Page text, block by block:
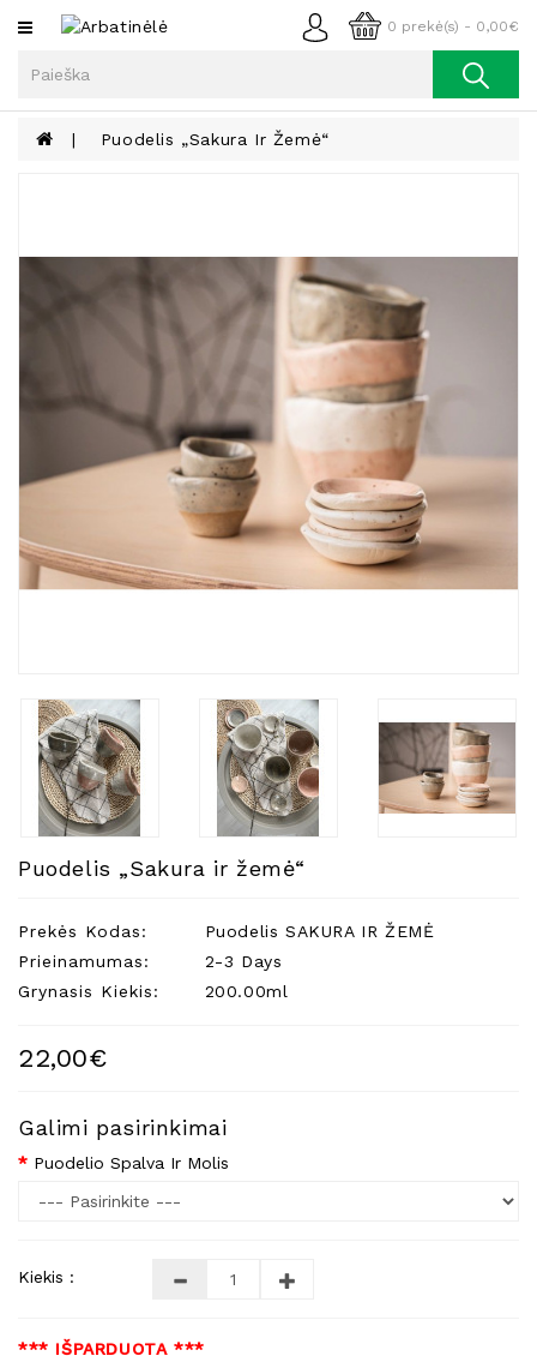
0 prekė(s) - 0,00€
Kategorijos
Kava
Lieknėjimui,
Becukriai
Saldėsiai
Natūralios
Žvakės
Aliejai
Kosmetika
Higienos
Priemonės
Kūdikiams
Reikalai
Indai
Dovanos
Puodelis „Sakura Ir Žemė“
Puodelis „Sakura ir žemė“
Prekės Kodas:
Puodelis SAKURA IR ŽEMĖ
Prieinamumas:
2-3 Days
Grynasis Kiekis:
200.00ml
22,00€
Galimi pasirinkimai
Puodelio Spalva Ir Molis
Kiekis :
*** IŠPARDUOTA ***